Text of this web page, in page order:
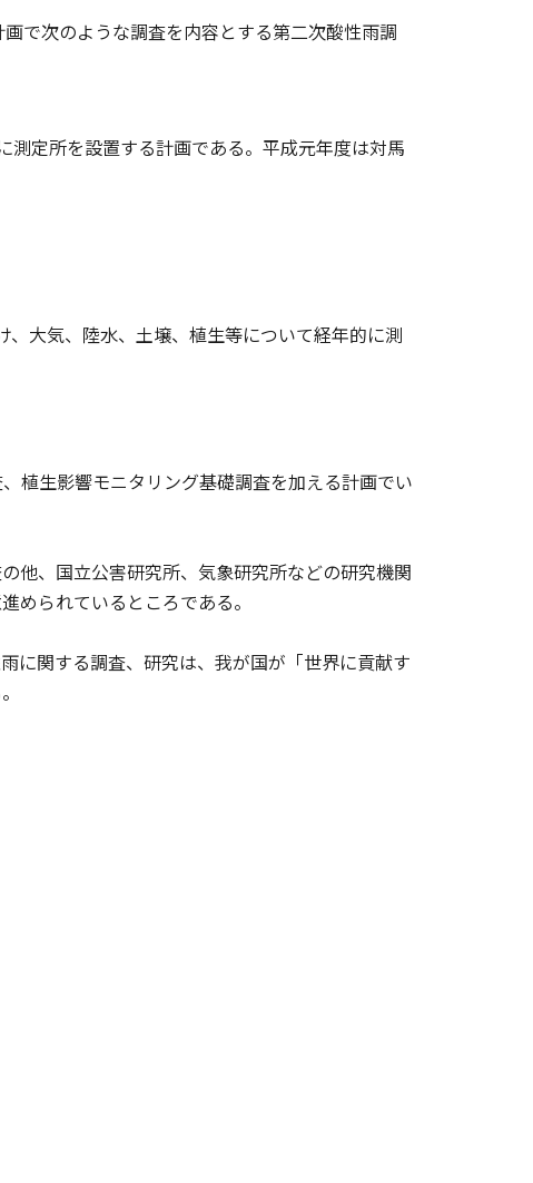
で次のような調査を内容とする第二次酸性雨調
定所を設置する計画である。平成元年度は対馬
大気、陸水、土壌、植生等について経年的に測
植生影響モニタリング基礎調査を加える計画でい
他、国立公害研究所、気象研究所などの研究機関
められているところである。
に関する調査、研究は、我が国が「世界に貢献す